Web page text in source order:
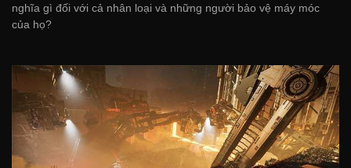
nghĩa gì đối với cả nhân loại và những người bảo vệ máy móc
của họ?